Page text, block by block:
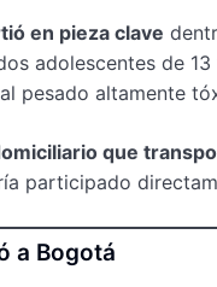
en pieza clave
adolescentes de
pesado altamente
que
participado
a Bogotá